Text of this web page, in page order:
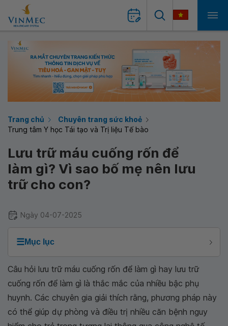
Trang chủ
Chuyên trang sức khoẻ
Trung tâm Y học Tái tạo và Trị liệu Tế bào
Lưu trữ máu cuống rốn để
làm gì? Vì sao bố mẹ nên lưu
trữ cho con?
Ngày 04-07-2025
☰Mục lục
Câu hỏi lưu trữ máu cuống rốn để làm gì hay lưu trữ
cuống rốn để làm gì là thắc mắc của nhiều bậc phụ
huynh. Các chuyên gia giải thích rằng, phương pháp này
có thể giúp dự phòng và điều trị nhiều căn bệnh nguy